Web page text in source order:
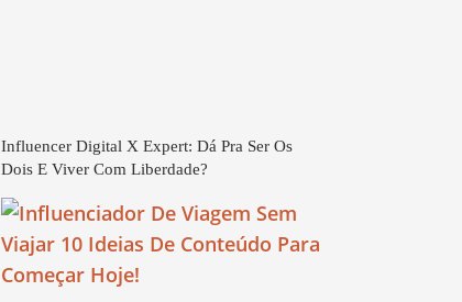
Influencer Digital X Expert: Dá Pra Ser Os
Dois E Viver Com Liberdade?